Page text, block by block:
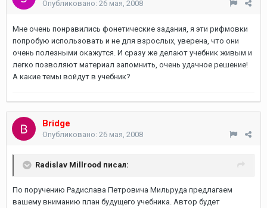
Опубликовано: 26 мая, 2008
Мне очень понравились фонетические задания, я эти рифмовки
попробую использовать и не для взрослых, уверена, что они
очень полезными окажутся. И сразу же делают учебник живым и
легко позволяют материал запомнить, очень удачное решение!
А какие темы войдут в учебник?
Bridge
Опубликовано: 26 мая, 2008
Radislav Millrood писал:
По поручению Радислава Петровича Мильруда предлагаем
вашему вниманию план будущего учебника. Автор будет